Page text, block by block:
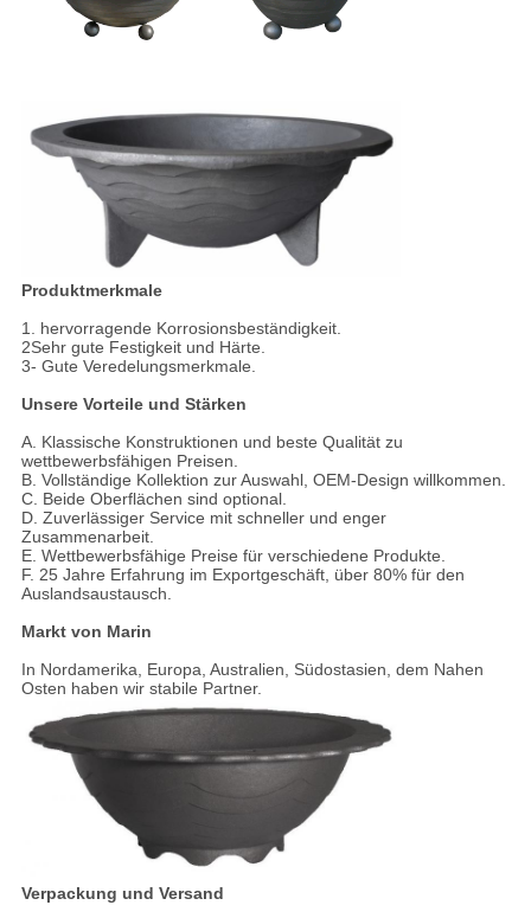
Produktmerkmale
1. hervorragende Korrosionsbeständigkeit.
2Sehr gute Festigkeit und Härte.
3- Gute Veredelungsmerkmale.
Unsere Vorteile und Stärken
A. Klassische Konstruktionen und beste Qualität zu
wettbewerbsfähigen Preisen.
B. Vollständige Kollektion zur Auswahl, OEM-Design willkommen.
C. Beide Oberflächen sind optional.
D. Zuverlässiger Service mit schneller und enger
Zusammenarbeit.
E. Wettbewerbsfähige Preise für verschiedene Produkte.
F. 25 Jahre Erfahrung im Exportgeschäft, über 80% für den
Auslandsaustausch.
Markt von Marin
In Nordamerika, Europa, Australien, Südostasien, dem Nahen
Osten haben wir stabile Partner.
Verpackung und Versand